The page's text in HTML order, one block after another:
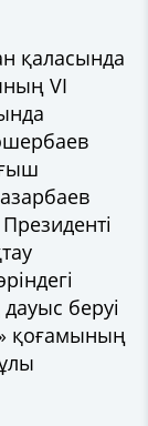
қаласында
VI
беруі
қоғамының